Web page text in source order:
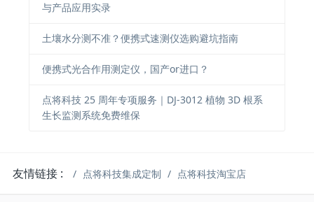
与产品应用实录
土壤水分测不准？便携式速测仪选购避坑指南
便携式光合作用测定仪，国产or进口？
点将科技 25 周年专项服务｜DJ-3012 植物 3D 根系
生长监测系统免费维保
友情链接 : 点将科技集成定制 点将科技淘宝店